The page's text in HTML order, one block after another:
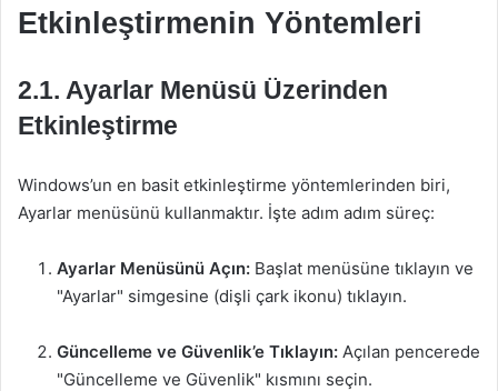
Etkinleştirmenin Yöntemleri
2.1. Ayarlar Menüsü Üzerinden
Etkinleştirme
Windows’un en basit etkinleştirme yöntemlerinden biri,
Ayarlar menüsünü kullanmaktır. İşte adım adım süreç:
Ayarlar Menüsünü Açın: Başlat menüsüne tıklayın ve
"Ayarlar" simgesine (dişli çark ikonu) tıklayın.
Güncelleme ve Güvenlik’e Tıklayın: Açılan pencerede
"Güncelleme ve Güvenlik" kısmını seçin.